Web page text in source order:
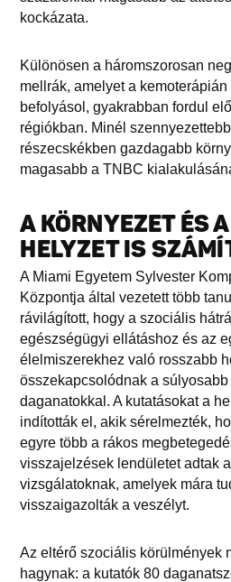
kockázata.
Különösen a háromszorosan
mellrák, amelyet a
befolyásol, gyakrabban fordul
régiókban. Minél
részecskékben gazdagabb
magasabb a TNBC
A KÖRNYEZET ÉS
HELYZET IS
A Miami Egyetem Sylvester
Központja által vezetett több
rávilágított, hogy a szociális
egészségügyi ellátáshoz és az
élelmiszerekhez való rosszabb
összekapcsolódnak a
daganatokkal. A kutatásokat a
indították el, akik sérelmezték,
egyre több a rákos
visszajelzések lendületet adtak
vizsgálatoknak, amelyek mára
visszaigazolták a veszélyt.
Az eltérő szociális körülmények
hagynak: a kutatók 80